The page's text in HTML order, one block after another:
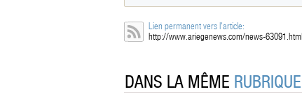
Lien permanent vers l'article:
http://www.ariegenews.com/news-63091.html
DANS LA MÊME RUBRIQUE